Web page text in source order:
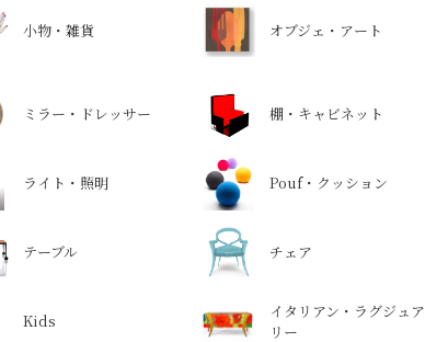
小物・雑貨 オブジェ・アート
ミラー・ドレッサー 棚・キャビネット
ライト・照明 Pouf・クッション
テーブル チェア
Kids
イタリアン・ラグジュア
リー